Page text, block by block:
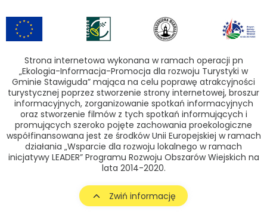
Strona internetowa wykonana w ramach operacji pn
„Ekologia-Informacja-Promocja dla rozwoju Turystyki w
Gminie Stawiguda” mająca na celu poprawę atrakcyjności
turystycznej poprzez stworzenie strony internetowej, broszur
informacyjnych, zorganizowanie spotkań informacyjnych
oraz stworzenie filmów z tych spotkań informujących i
promujących szeroko pojęte zachowania proekologiczne
współfinansowana jest ze środków Unii Europejskiej w ramach
działania „Wsparcie dla rozwoju lokalnego w ramach
inicjatywy LEADER” Programu Rozwoju Obszarów Wiejskich na
lata 2014-2020.
Zwiń informację